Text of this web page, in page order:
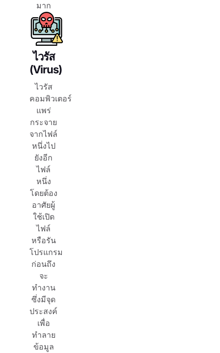
มาก
ไวรัส
(Virus)
ไวรัส
คอมพิวเตอร์
แพร่
กระจาย
จากไฟล์
หนึ่งไป
ยังอีก
ไฟล์
หนึ่ง
โดยต้อง
อาศัยผู้
ใช้เปิด
ไฟล์
หรือรัน
โปรแกรม
ก่อนถึง
จะ
ทำงาน
ซึ่งมีจุด
ประสงค์
เพื่อ
ทำลาย
ข้อมูล